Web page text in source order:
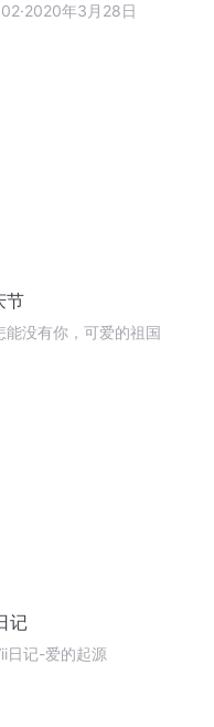
年3月28日
节
能没有你，可爱的祖国
记
日记-爱的起源